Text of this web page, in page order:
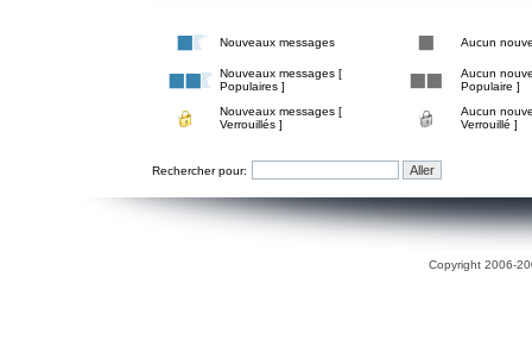
Nouveaux messages Aucun
Nouveaux messages [
Populaires ]
Aucun
Populaire ]
Nouveaux messages [
Verrouillés ]
Aucun
Verrouillé ]
Rechercher pour:
Copyright 2006-